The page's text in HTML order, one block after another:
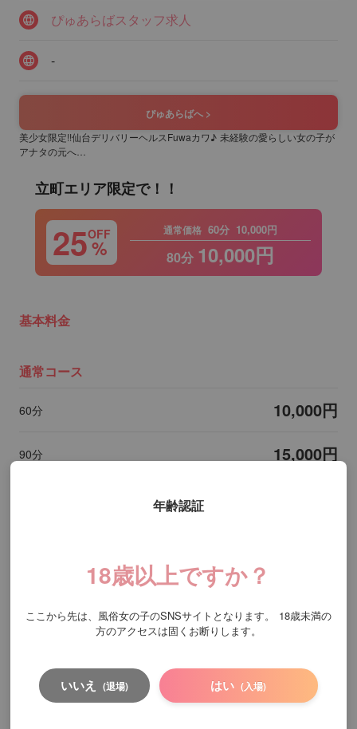
ぴゅあらばスタッフ求人
-
ぴゅあらばへ >
美少女限定!!仙台デリバリーヘルスFuwaカワ♪ 未経験の愛らしい女の子が
アナタの元へ…
立町エリア限定で！！
25OFF
%
通常価格 60分 10,000円
80分 10,000円
基本料金
通常コース
60分 10,000円
90分 15,000円
※ 郊外でも格安出張いたします
郊外まで交通費コミコミコース
130分 20,000円
年齢認証
18歳以上ですか？
ここから先は、風俗女の子のSNSサイトとなります。
18歳未満の
方のアクセスは固くお断りします。
いいえ (退場) はい (入場)